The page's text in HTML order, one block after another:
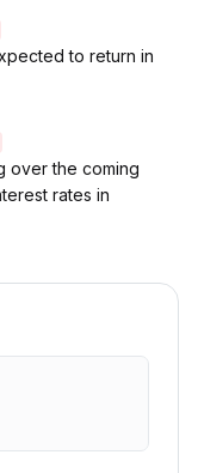
to return in
over the coming
rates in